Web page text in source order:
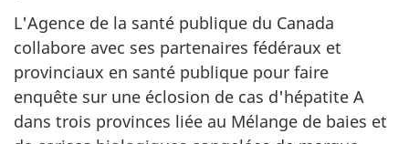
L'Agence de la santé publique du Canada
collabore avec ses partenaires fédéraux et
provinciaux en santé publique pour faire
enquête sur une éclosion de cas d'hépatite A
dans trois provinces liée au Mélange de baies et